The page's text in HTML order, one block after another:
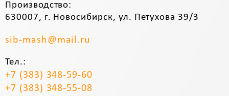
Производство:
630007, г. Новосибирск, ул. Петухова 39/3
sib-mash@mail.ru
Тел.:
+7 (383) 348-59-60
+7 (383) 348-55-08